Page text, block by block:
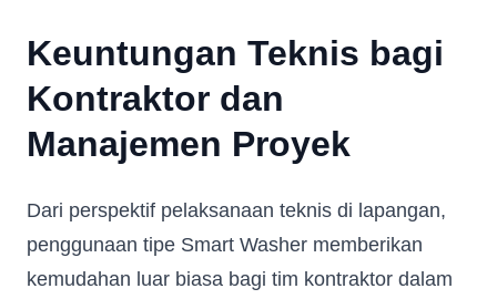
Keuntungan Teknis bagi
Kontraktor dan
Manajemen Proyek
Dari perspektif pelaksanaan teknis di lapangan,
penggunaan tipe Smart Washer memberikan
kemudahan luar biasa bagi tim kontraktor dalam